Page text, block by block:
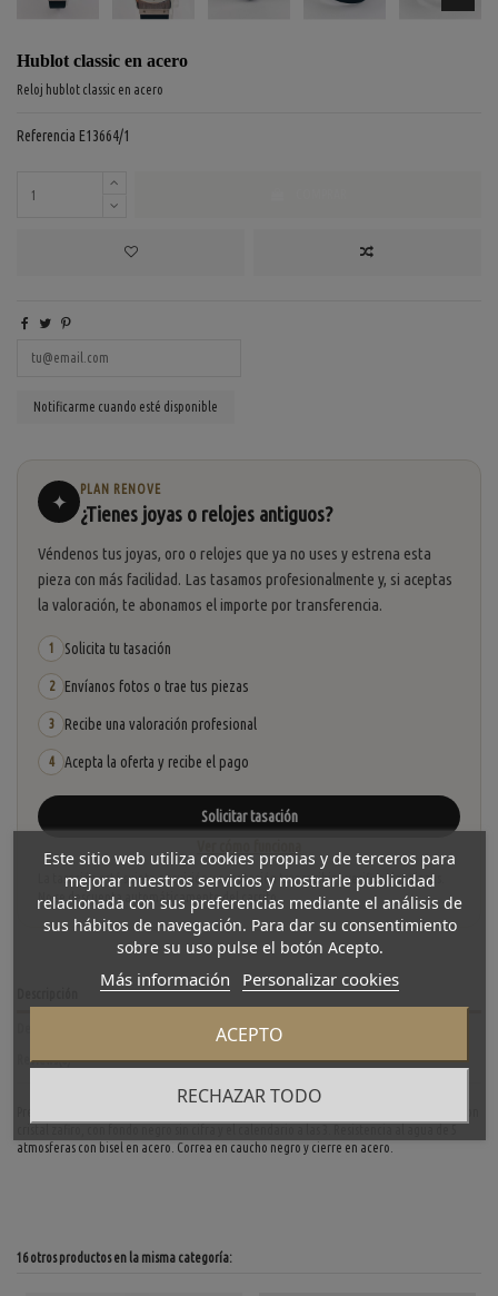
Hublot classic en acero
Reloj hublot classic en acero
Referencia E13664/1
✦
PLAN RENOVE
¿Tienes joyas o relojes antiguos?
Véndenos tus joyas, oro o relojes que ya no uses y estrena esta
pieza con más facilidad. Las tasamos profesionalmente y, si aceptas
la valoración, te abonamos el importe por transferencia.
1 Solicita tu tasación
2 Envíanos fotos o trae tus piezas
3 Recibe una valoración profesional
4 Acepta la oferta y recibe el pago
Solicitar tasación
La tasación está sujeta a revisión y aceptación tras recibir y verificar las piezas.
No se descuenta automáticamente del carrito.
Reviews(0)
atmosferas con bisel en acero. Correa en caucho negro y cierre en acero.
16 otros productos en la misma categoría:
Este sitio web utiliza cookies propias y de terceros para
mejorar nuestros servicios y mostrarle publicidad
relacionada con sus preferencias mediante el análisis de
sus hábitos de navegación. Para dar su consentimiento
sobre su uso pulse el botón Acepto.
Más información Personalizar cookies
RECHAZAR TODO
ACEPTO